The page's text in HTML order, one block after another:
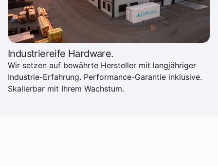
Industriereife Hardware.
Wir setzen auf bewährte Hersteller mit langjähriger
Industrie-Erfahrung. Performance-Garantie inklusive.
Skalierbar mit Ihrem Wachstum.